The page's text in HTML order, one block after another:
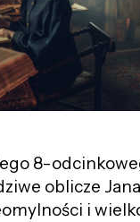
8-
oblicze Jana
i